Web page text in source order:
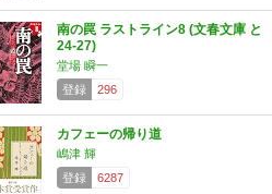
南の罠 ラストライン8 (文春文庫 と
24-27)
堂場 瞬一
登録
296
カフェーの帰り道
嶋津 輝
登録
6287